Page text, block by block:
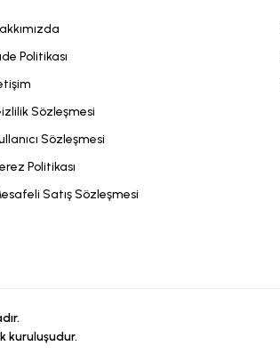
Politikası
Sözleşmesi
Sözleşmesi
Politikası
Satış Sözleşmesi
kuruluşudur.